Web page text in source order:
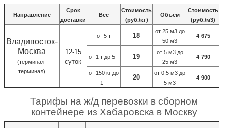
Направление
Срок
доставки
Вес
Стоимость
(руб./кг)
Объём
Стоимость
(руб./м3)
Владивосток-
Москва
(терминал-
терминал)
12-15
суток
от 5 т 18
от 25 м3 до
50 м3
4 675
от 1 т до 5 т 19
от 5 м3 до
25 м3
4 790
от 150 кг до
1 т
20
от 0.5 м3 до
5 м3
4 900
Тарифы на ж/д перевозки в сборном
контейнере из Хабаровска в Москву